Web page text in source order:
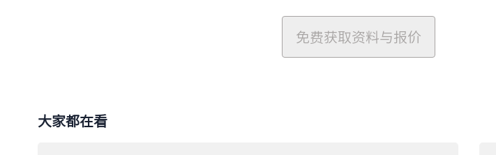
免费获取资料与报价
大家都在看